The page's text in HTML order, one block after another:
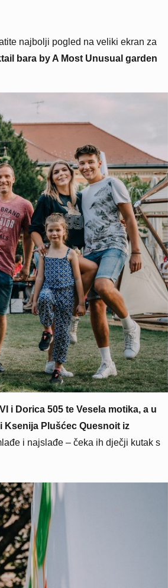
najbolji pogled na veliki ekran za
bara by A Most Unusual garden
i Dorica 505 te Vesela motika, a u
Ksenija Plušćec Quesnoit iz
i najslađe – čeka ih dječji kutak s